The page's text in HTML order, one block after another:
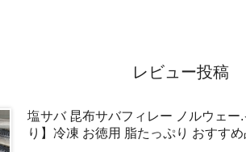
レビュー投稿
塩サバ 昆布サバフィレー ノルウェー
り】冷凍 お徳用 脂たっぷり おすす